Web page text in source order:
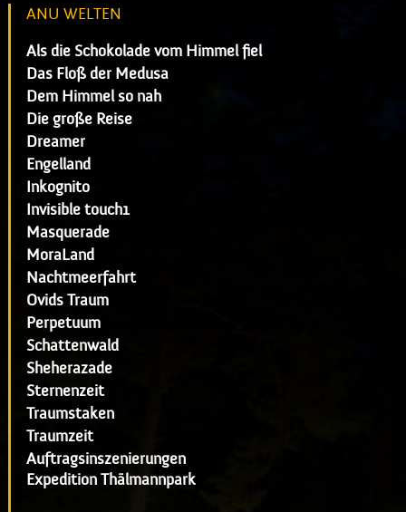
ANU WELTEN
Als die Schokolade vom Himmel fiel
Das Floß der Medusa
Dem Himmel so nah
Die große Reise
Dreamer
Engelland
Inkognito
Invisible touch1
Masquerade
MoraLand
Nachtmeerfahrt
Ovids Traum
Perpetuum
Schattenwald
Sheherazade
Sternenzeit
Traumstaken
Traumzeit
Auftragsinszenierungen
Expedition Thälmannpark